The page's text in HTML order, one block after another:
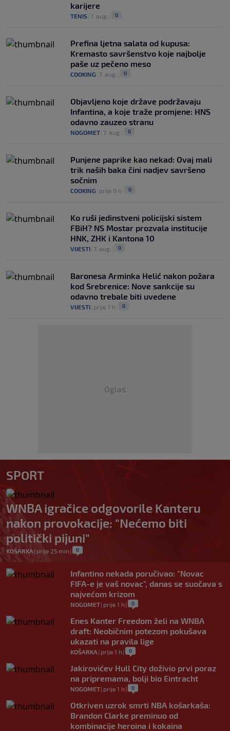
karijere
TENIS 7. aug. 0
Prefina ljetna salata od kupusa:
Kremasto savršenstvo koje najbolje
paše uz pečeno meso
COOKING 7. aug. 0
Objavljeno koje države podržavaju
Infantina, a koje traže promjene: HNS
odavno zauzeo stranu
NOGOMET 7. aug. 0
Punjene paprike kao nekad: Ovaj mali
trik naših baka čini nadjev savršeno
sočnim
COOKING prije 9 h 0
Ko ruši jedinstveni policijski sistem
FBiH? NS Mostar prozvala institucije
HNK, ZHK i Kantona 10
VIJESTI 7. aug. 0
Baronesa Arminka Helić nakon požara
kod Srebrenice: Nove sankcije su
odavno trebale biti uvedene
VIJESTI prije 7 h 0
Oglas
SPORT
WNBA igračice odgovorile Kanteru
nakon provokacije: "Nećemo biti
politički pijuni"
KOŠARKA | prije 25 min | 0
Infantino nekada poručivao: "Novac
FIFA-e je vaš novac", danas se suočava s
najvećom krizom
NOGOMET| prije 1 h | 0
Enes Kanter Freedom želi na WNBA
draft: Neobičnim potezom pokušava
ukazati na pravila lige
KOŠARKA | prije 1 h | 0
Jakirovićev Hull City doživio prvi poraz
na pripremama, bolji bio Eintracht
NOGOMET| prije 1 h | 0
Otkriven uzrok smrti NBA košarkaša:
Brandon Clarke preminuo od
kombinacije heroina i kokaina